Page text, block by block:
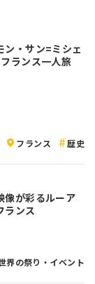
ン・サン=ミシェ
ランス一人旅
フランス 歴史
像が彩るルーア
ランス
界の祭り・イベント